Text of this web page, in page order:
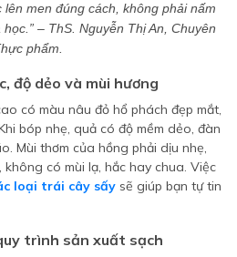
men đúng cách, không phải nấm
– ThS. Nguyễn Thị An, Chuyên
phẩm.
độ dẻo và mùi hương
có màu nâu đỏ hổ phách đẹp mắt,
bóp nhẹ, quả có độ mềm dẻo, đàn
Mùi thơm của hồng phải dịu nhẹ,
có mùi lạ, hắc hay chua. Việc
loại trái cây sấy sẽ giúp bạn tự tin
trình sản xuất sạch